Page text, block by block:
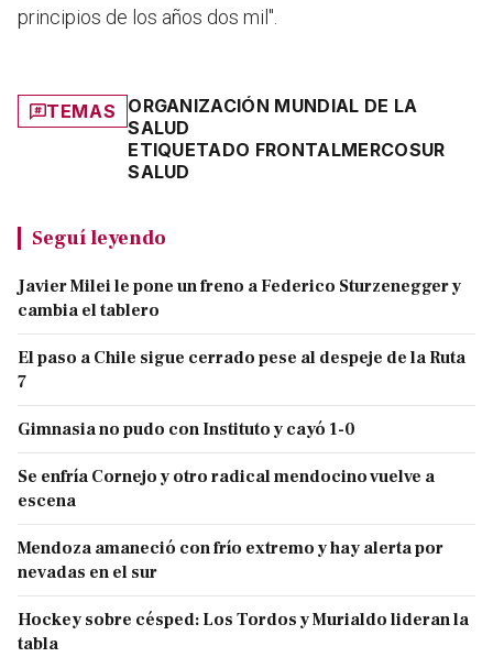
principios de los años dos mil".
TEMAS
ORGANIZACIÓN MUNDIAL DE LA
SALUD
ETIQUETADO FRONTALMERCOSUR
SALUD
Seguí leyendo
Javier Milei le pone un freno a Federico Sturzenegger y
cambia el tablero
El paso a Chile sigue cerrado pese al despeje de la Ruta
7
Gimnasia no pudo con Instituto y cayó 1-0
Se enfría Cornejo y otro radical mendocino vuelve a
escena
Mendoza amaneció con frío extremo y hay alerta por
nevadas en el sur
Hockey sobre césped: Los Tordos y Murialdo lideran la
tabla